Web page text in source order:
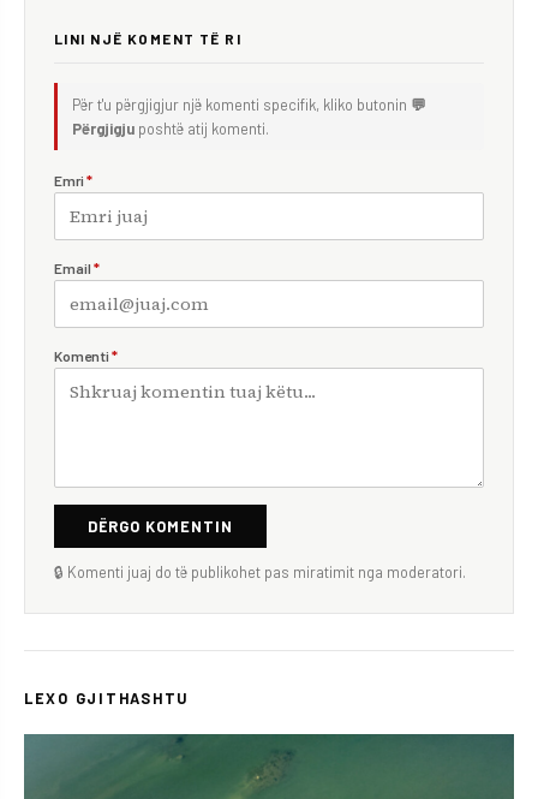
LINI NJË KOMENT TË RI
Për t'u përgjigjur një komenti specifik, kliko butonin 💬
Përgjigju poshtë atij komenti.
Emri *
Email *
Komenti *
DËRGO KOMENTIN
🔒 Komenti juaj do të publikohet pas miratimit nga moderatori.
LEXO GJITHASHTU